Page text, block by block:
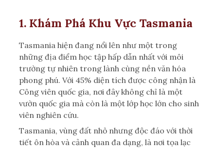
1. Khám Phá Khu Vực Tasmania
Tasmania hiện đang nổi lên như một trong
những địa điểm học tập hấp dẫn nhất với môi
trường tự nhiên trong lành cùng nền văn hóa
phong phú. Với 45% diện tích được công nhận là
Công viên quốc gia, nơi đây không chỉ là một
vườn quốc gia mà còn là một lớp học lớn cho sinh
viên nghiên cứu.
Tasmania, vùng đất nhỏ nhưng độc đáo với thời
tiết ôn hòa và cảnh quan đa dạng, là nơi tọa lạc